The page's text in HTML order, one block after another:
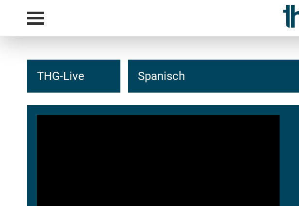
THG-Live Spanisch